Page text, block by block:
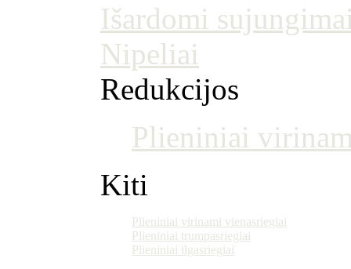
Išardomi
Nipeliai
Redukcijos
Plieniniai
Kiti
Plieniniai virinami vienasriegiai
Plieniniai trumpasriegiai
Plieniniai ilgasriegiai